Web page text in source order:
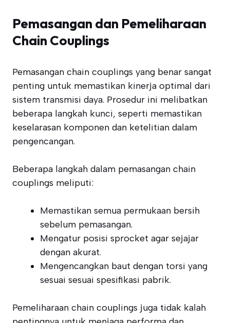
Pemasangan dan Pemeliharaan
Chain Couplings
Pemasangan chain couplings yang benar sangat
penting untuk memastikan kinerja optimal dari
sistem transmisi daya. Prosedur ini melibatkan
beberapa langkah kunci, seperti memastikan
keselarasan komponen dan ketelitian dalam
pengencangan.
Beberapa langkah dalam pemasangan chain
couplings meliputi:
Memastikan semua permukaan bersih
sebelum pemasangan.
Mengatur posisi sprocket agar sejajar
dengan akurat.
Mengencangkan baut dengan torsi yang
sesuai sesuai spesifikasi pabrik.
Pemeliharaan chain couplings juga tidak kalah